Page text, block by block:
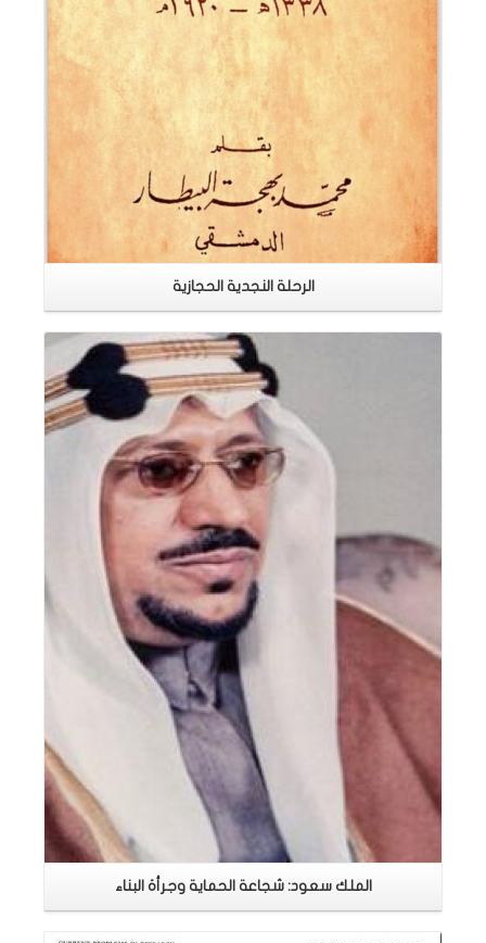
الرحلة النجدية الحجازية
اقرأ المزيد
الملك سعود: شجاعة الحماية وجرأة البناء